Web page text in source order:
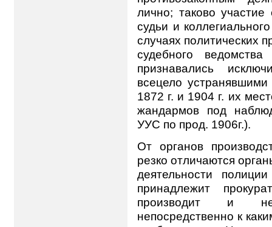
лично; таково участие
судьи и
случаях политических
судебного
признавались
всецело
1872 г. и 1904 г. их
жандармов под
УУС по прод. 1906г.).
От органов
резко отличаются
деятельности
принадлежит
производит и не
непосредственно к